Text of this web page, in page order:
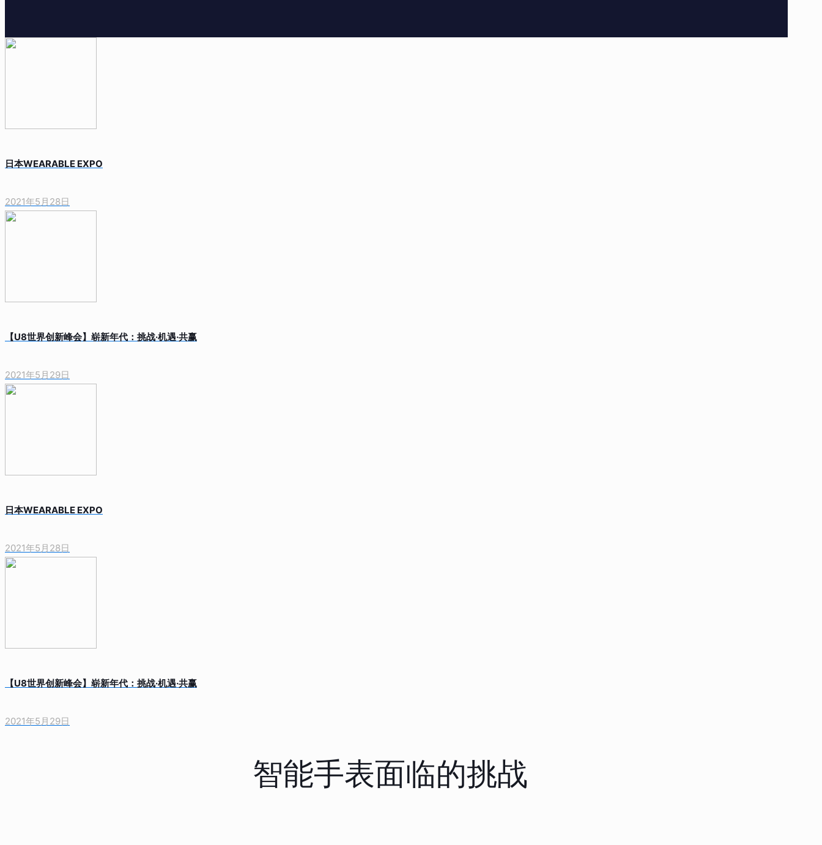
日本WEARABLE EXPO
2021年5月28日
【U8世界创新峰会】崭新年代：挑战·机遇·共赢
2021年5月29日
日本WEARABLE EXPO
2021年5月28日
【U8世界创新峰会】崭新年代：挑战·机遇·共赢
2021年5月29日
智能手表面临的挑战